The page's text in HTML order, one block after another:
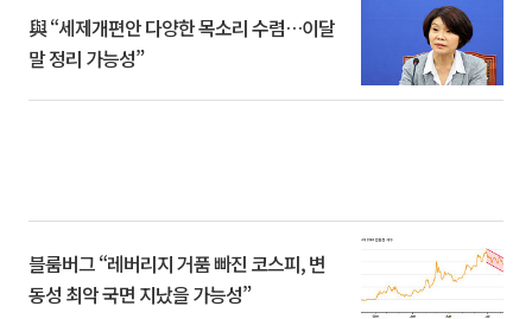
與 “세제개편안 다양한 목소리 수렴…이달
말 정리 가능성”
블룸버그 “레버리지 거품 빠진 코스피, 변
동성 최악 국면 지났을 가능성”